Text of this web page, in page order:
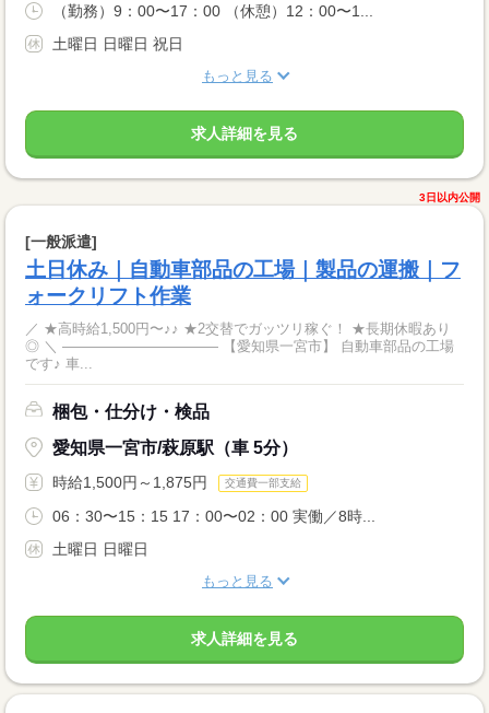
（勤務）9：00〜17：00 （休憩）12：00〜1...
土曜日 日曜日 祝日
もっと見る
求人詳細を見る
3日以内公開
[一般派遣]
土日休み｜自動車部品の工場｜製品の運搬｜フ
ォークリフト作業
／ ★高時給1,500円〜♪♪ ★2交替でガッツリ稼ぐ！ ★長期休暇あり
◎ ＼ ――――――――――― 【愛知県一宮市】 自動車部品の工場
です♪ 車...
梱包・仕分け・検品
愛知県一宮市/萩原駅（車 5分）
時給1,500円～1,875円 交通費一部支給
06：30〜15：15 17：00〜02：00 実働／8時...
土曜日 日曜日
もっと見る
求人詳細を見る